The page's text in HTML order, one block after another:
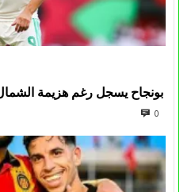
بونجاح يسجل رغم هزيمة
0